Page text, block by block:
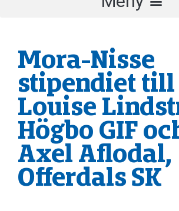
Mora-Nisse
stipendiet till
Louise
Högbo GIF
Axel Aflodal,
Offerdals SK